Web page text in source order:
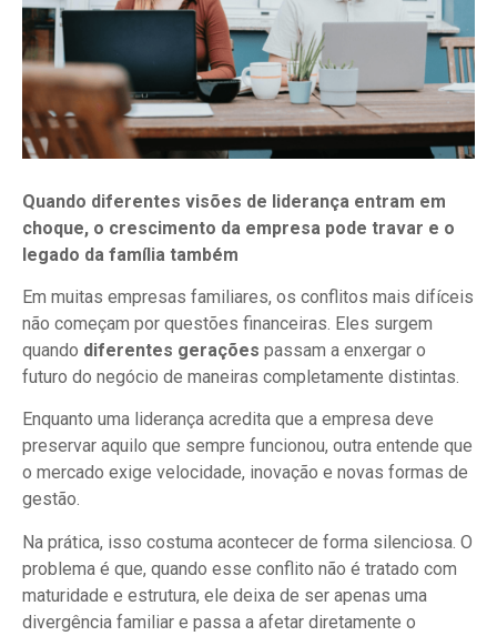
Quando diferentes visões de liderança entram em
choque, o crescimento da empresa pode travar e o
legado da família também
Em muitas empresas familiares, os conflitos mais difíceis
não começam por questões financeiras. Eles surgem
quando diferentes gerações passam a enxergar o
futuro do negócio de maneiras completamente distintas.
Enquanto uma liderança acredita que a empresa deve
preservar aquilo que sempre funcionou, outra entende que
o mercado exige velocidade, inovação e novas formas de
gestão.
Na prática, isso costuma acontecer de forma silenciosa. O
problema é que, quando esse conflito não é tratado com
maturidade e estrutura, ele deixa de ser apenas uma
divergência familiar e passa a afetar diretamente o